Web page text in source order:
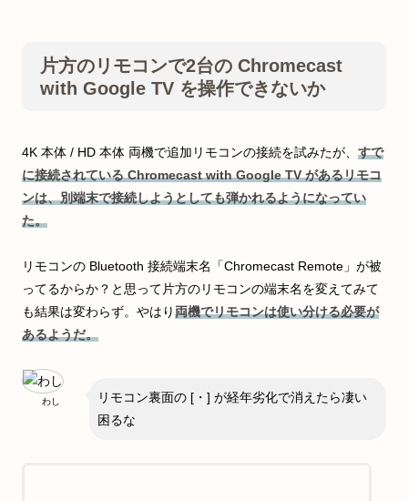
片方のリモコンで2台の Chromecast
with Google TV を操作できないか
4K 本体 / HD 本体 両機で追加リモコンの接続を試みたが、 すで
に接続されている Chromecast with Google TV があるリモコ
ンは、別端末で接続しようとしても弾かれるようになってい
た。
リモコンの Bluetooth 接続端末名「Chromecast Remote」が被
ってるからか？と思って片方のリモコンの端末名を変えてみて
も結果は変わらず。やはり両機でリモコンは使い分ける必要が
あるようだ。
わし
リモコン裏面の [・] が経年劣化で消えたら凄い
困るな